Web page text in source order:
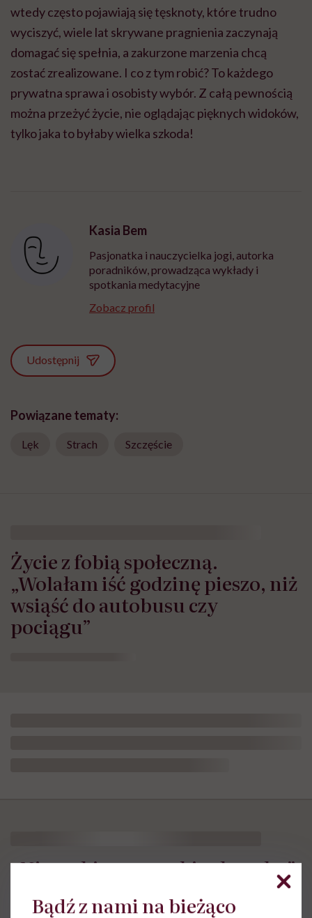
wtedy często pojawiają się tęsknoty, które trudno
wyciszyć, wiele lat skrywane pragnienia zaczynają
domagać się spełnia, a zakurzone marzenia chcą
zostać zrealizowane. I co z tym robić? To każdego
prywatna sprawa i osobisty wybór. Z całą pewnością
można przeżyć życie, nie oglądając pięknych widoków,
tylko jaka to byłaby wielka szkoda!
Kasia Bem
Pasjonatka i nauczycielka jogi, autorka
poradników, prowadząca wykłady i
spotkania medytacyjne
Zobacz profil
Udostępnij
Powiązane tematy:
Lęk Strach Szczęście
Życie z fobią społeczną.
„Wolałam iść godzinę pieszo, niż
wsiąść do autobusu czy
pociągu”
„Nie wybieramy sobie choroby”.
okołoporodowym
Bądź z nami na bieżąco